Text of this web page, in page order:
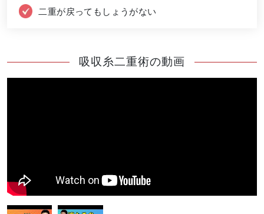
二重が戻ってもしょうがない
吸収糸二重術の動画